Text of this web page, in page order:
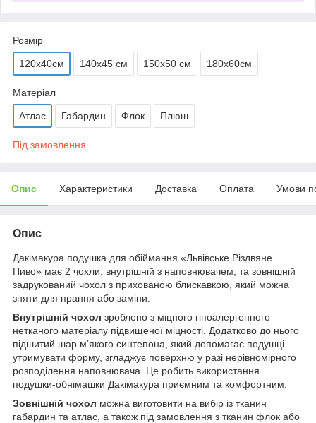
Розмір
120х40см 140х45 см 150х50 см 180х60см
Матеріал
Атлас Габардин Флок Плюш
Під замовлення
Опис Характеристики Доставка Оплата Умови
Опис
Дакімакура подушка для обіймання «Львівське Різдвяне.
Пиво» має 2 чохли: внутрішній з наповнювачем, та зовнішній
задрукований чохол з прихованою блискавкою, який можна
зняти для прання або заміни.
Внутрішній чохол зроблено з міцного гіпоалергенного
нетканого матеріалу підвищеної міцності. Додатково до нього
підшитий шар мʼякого синтепона, який допомагає подушці
утримувати форму, згладжує поверхню у разі нерівномірного
розподілення наповнювача. Це робить використання
подушки-обнімашки Дакімакура приємним та комфортним.
Зовнішній чохол можна виготовити на вибір із тканин
габардин та атлас, а також під замовлення з тканин флок або